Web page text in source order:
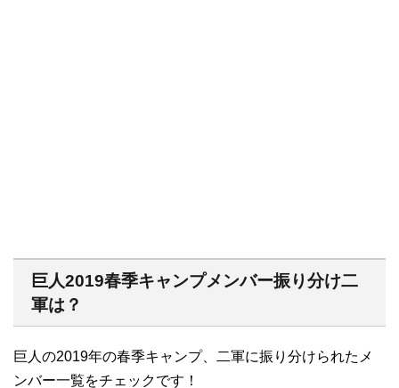
巨人2019春季キャンプメンバー振り分け二
軍は？
巨人の2019年の春季キャンプ、二軍に振り分けられたメ
ンバー一覧をチェックです！